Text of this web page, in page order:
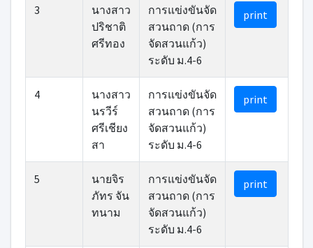
3
นางสาว
ปริชาติ
ศรีทอง
การแข่งขันจัด
สวนถาด (การ
จัดสวนแก้ว)
ระดับ ม.4-6
print
4
นางสาว
นรวีร์
ศรีเชียง
สา
การแข่งขันจัด
สวนถาด (การ
จัดสวนแก้ว)
ระดับ ม.4-6
print
5
นายจิร
ภัทร จัน
ทนาม
การแข่งขันจัด
สวนถาด (การ
จัดสวนแก้ว)
ระดับ ม.4-6
print